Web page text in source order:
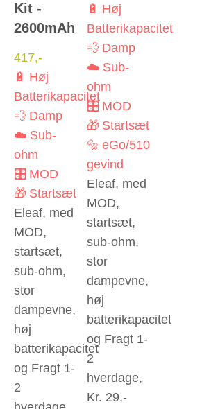
Mulighederne
kan
vælges
varesiden
Kit -
2600mAh
417,-
🔋 Høj
Batterikapacitet
💨 Damp
☁️ Sub-
ohm
🎛️ MOD
🎁 Startsæt
Eleaf, med
MOD,
startsæt,
sub-ohm,
stor
dampevne,
høj
batterikapacitet
og Fragt 1-
2
varesiden
🔋 Høj
Batterikapacitet
💨 Damp
☁️ Sub-
ohm
🎛️ MOD
🎁 Startsæt
🔩 eGo/510
gevind
Eleaf, med
MOD,
startsæt,
sub-ohm,
stor
dampevne,
høj
batterikapacitet
og Fragt 1-
2
hverdage,
Kr. 29,-